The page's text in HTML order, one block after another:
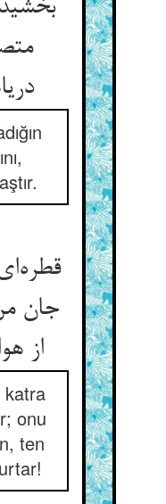
جان
از هوا وز خاک تن‌‌
katra
onu
ten